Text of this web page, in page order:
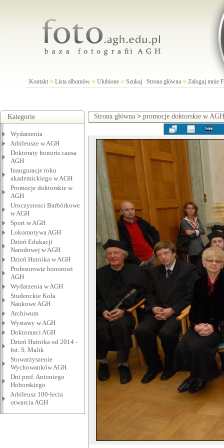
Kontakt Lista albumów Ulubione Szukaj Strona główna Zaloguj mnie
Kategorie
Wydarzenia
Jubileusze w AGH
Doktoraty honoris causa
AGH
Inauguracje roku
akademickiego w AGH
Promocje doktorskie w
AGH
Uroczystosci Barbórkowe
w AGH
Sport w AGH
Lokomotywa AGH
Dzień Edukacji
Narodowej w AGH
Dzień Hutnika w AGH
Profesorowie honorowi
AGH
Wydarzenia w AGH
Studenckie Koła
Naukowe AGH
Archiwum
Wystawy w AGH
Doktoranci AGH
Dzień Hutnika od 2014 -
fot. S. Malik
Stowarzyszenie
Wychowanków AGH
Dni prof. Antoniego
Hoborskiego
Jubileusz 100-lecia
otwarcia AGH
Strona główna > promocje doktorskie w AGH